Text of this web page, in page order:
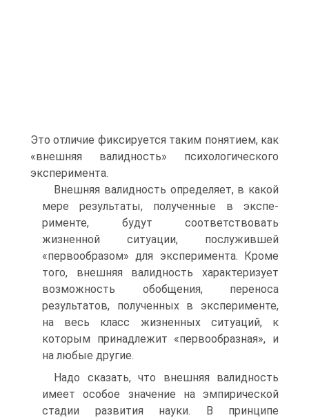
Это отличие фик­сируется таким понятием, как
«внешняя валидность» психологического
экспери­мента.
Внешняя валидность определяет, в какой
мере результаты, полученные в экспе­
рименте, будут соответствовать
жизненной ситуации, послужившей
«первообра­зом» для эксперимента. Кроме
того, внешняя валидность характеризует
воз­можность обобщения, переноса
результатов, полученных в эксперименте,
на весь класс жизненных ситуаций, к
которым принадлежит «первообразная», и
на любые другие.
Надо сказать, что внешняя валидность
имеет особое значение на эмпирической
стадии развития науки. В принципе